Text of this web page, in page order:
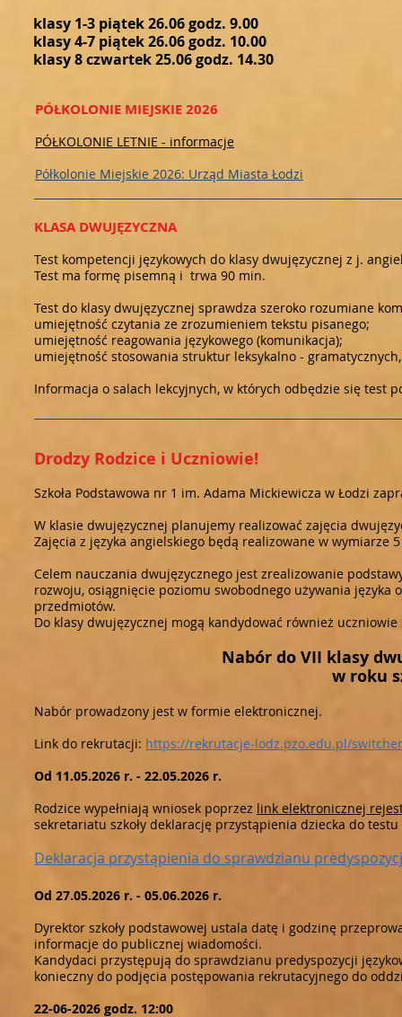
klasy 1-3 piątek 26.06 godz. 9.00
klasy 4-7 piątek 26.06 godz. 10.00
klasy 8 czwartek 25.06 godz. 14.30
PÓŁKOLONIE MIEJSKIE 2026
PÓŁKOLONIE LETNIE - informacje
Półkolonie Miejskie 2026: Urząd Miasta Łodzi
KLASA DWUJĘZYCZNA
Test kompetencji językowych do klasy dwujęzycznej z j.
Test ma formę pisemną i trwa 90 min.
Test do klasy dwujęzycznej sprawdza szeroko rozumiane
umiejętność czytania ze zrozumieniem tekstu pisanego;
umiejętność reagowania językowego (komunikacja);
umiejętność stosowania struktur leksykalno -
Informacja o salach lekcyjnych, w których odbędzie się test
Drodzy Rodzice i Uczniowie!
Szkoła Podstawowa nr 1 im. Adama Mickiewicza w Łodzi
W klasie dwujęzycznej planujemy realizować zajęcia
Zajęcia z języka angielskiego będą realizowane w
Celem nauczania dwujęzycznego jest zrealizowanie
rozwoju, osiągnięcie poziomu swobodnego używania języka
przedmiotów.
Do klasy dwujęzycznej mogą kandydować również uczniowie
Nabór do VII klasy
w roku
Nabór prowadzony jest w formie elektronicznej.
Link do rekrutacji: https://rekrutacje-lodz.pzo.edu.pl/
Od 11.05.2026 r. - 22.05.2026 r.
Rodzice wypełniają wniosek poprzez link elektronicznej
sekretariatu szkoły deklarację przystąpienia dziecka do
Deklaracja przystąpienia do sprawdzianu
Od 27.05.2026 r. - 05.06.2026 r.
Dyrektor szkoły podstawowej ustala datę i godzinę
informacje do publicznej wiadomości.
Kandydaci przystępują do sprawdzianu predyspozycji
konieczny do podjęcia postępowania rekrutacyjnego do
22-06-2026 godz. 12:00